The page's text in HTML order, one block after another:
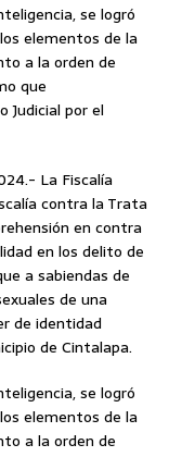
se logró
elementos de la
a la orden de
que
Judicial por el
La Fiscalía
contra la Trata
en contra
en los delito de
a sabiendas de
de una
de identidad
de Cintalapa.
se logró
elementos de la
a la orden de